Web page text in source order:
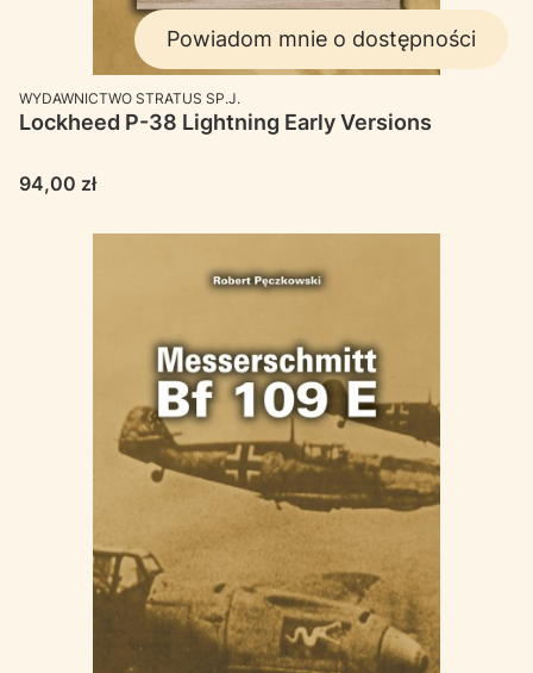
Powiadom mnie o dostępności
PRODUCENT
WYDAWNICTWO STRATUS SP.J.
Lockheed P-38 Lightning Early Versions
Cena
94,00 zł